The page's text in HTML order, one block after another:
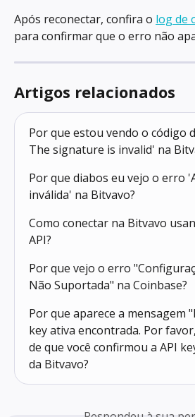
Após reconectar, confira o log de
para confirmar que o erro não
Artigos relacionados
Por que estou vendo o código
The signature is invalid' na
Por que diabos eu vejo o erro
inválida' na Bitvavo?
Como conectar na Bitvavo
API?
Por que vejo o erro
Não Suportada" na Coinbase?
Por que aparece a mensagem
key ativa encontrada. Por
de que você confirmou a API
da Bitvavo?